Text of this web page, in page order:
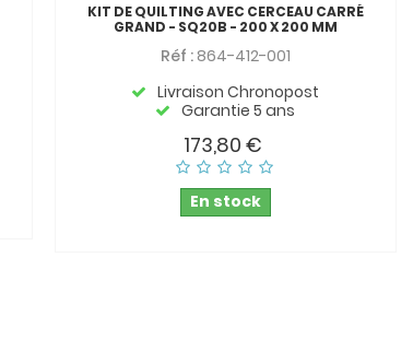
KIT DE QUILTING AVEC CERCEAU CARRÉ
GRAND - SQ20B - 200 X 200 MM
Réf :864-412-001
Livraison Chronopost
Garantie 5 ans
173,80 €
En stock